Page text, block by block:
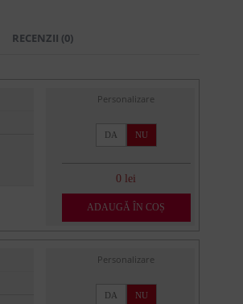
RECENZII (0)
Personalizare
DA NU
0 lei
ADAUGĂ ÎN COȘ
Personalizare
DA NU